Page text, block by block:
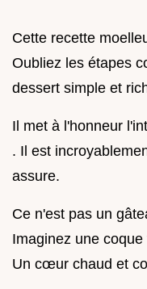
Cette recette
Oubliez les étapes
dessert simple et
Il met à l'honneur
. Il est
assure.
Ce n'est pas un
Imaginez une
Un cœur chaud et